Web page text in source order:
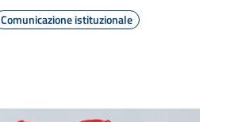
Comunicazione istituzionale